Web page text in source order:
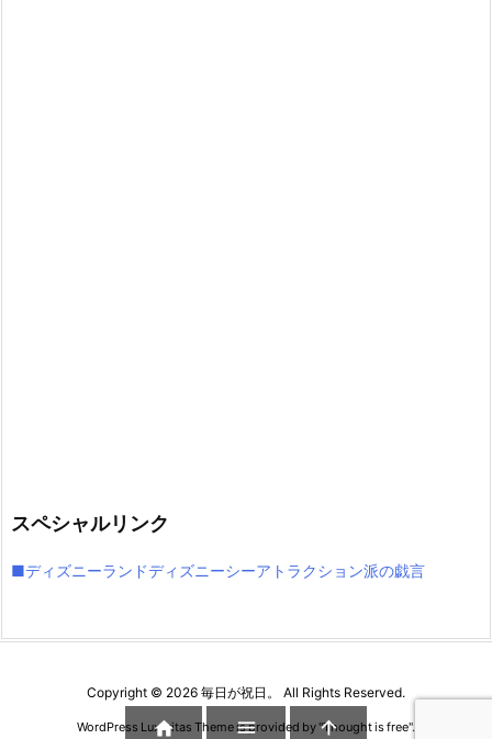
スペシャルリンク
■ディズニーランドディズニーシーアトラクション派の戯言
Copyright © 2026 毎日が祝日。 All Rights Reserved.
WordPress Luxeritas Theme is provided by "Thought is free".
  